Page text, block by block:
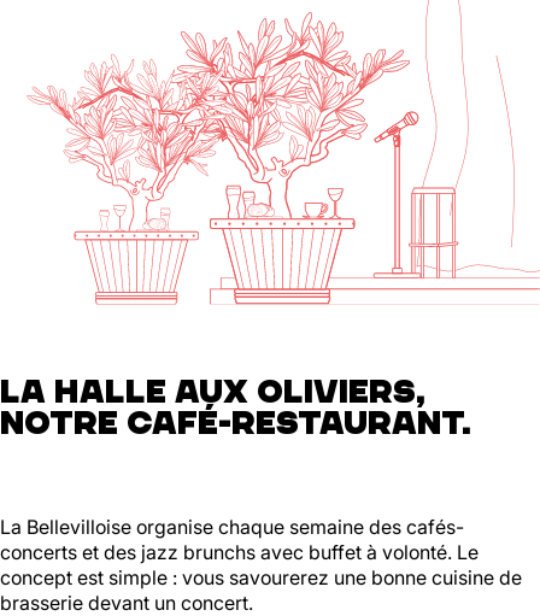
LA HALLE AUX OLIVIERS,
NOTRE CAFÉ-RESTAURANT.
La Bellevilloise organise chaque semaine des cafés-
concerts et des jazz brunchs avec buffet à volonté. Le
concept est simple : vous savourerez une bonne cuisine de
brasserie devant un concert.